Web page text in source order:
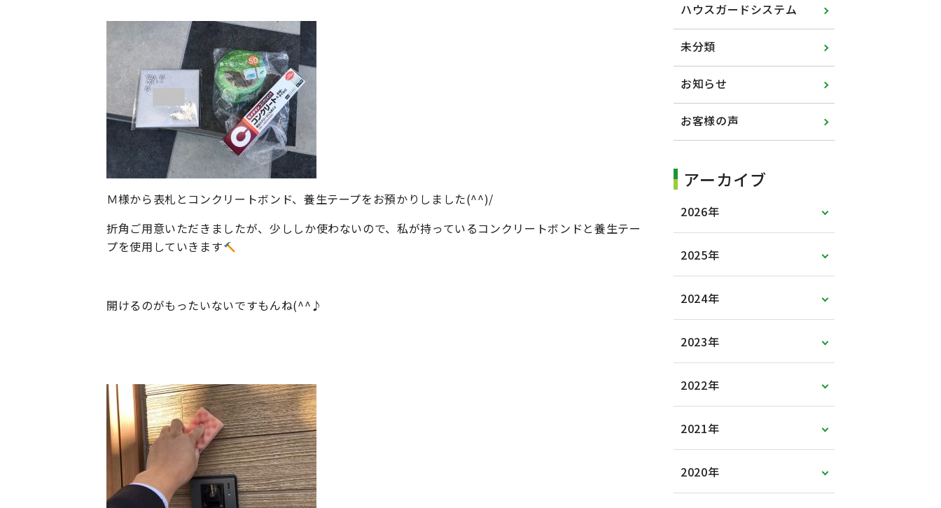
Ｍ様から表札とコンクリートボンド、養生テープをお預かりしました(^^)/
折角ご用意いただきましたが、少ししか使わないので、私が持っているコンクリートボンドと養生テー
プを使用していきます
開けるのがもったいないですもんね(^^♪
ハウスガードシステム
未分類
お知らせ
お客様の声
アーカイブ
2026年
2025年
2024年
2023年
2022年
2021年
2020年